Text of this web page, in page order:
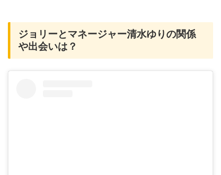
ジョリーとマネージャー清水ゆりの関係
や出会いは？